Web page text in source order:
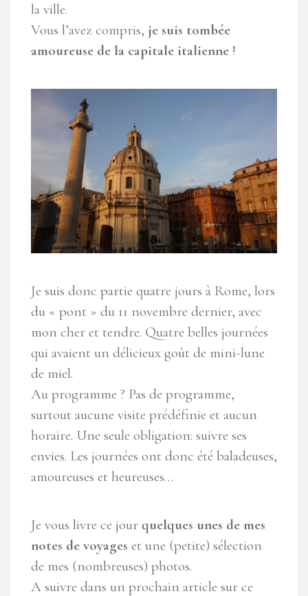
la ville.
Vous l’avez compris, je suis tombée
amoureuse de la capitale italienne !
Je suis donc partie quatre jours à Rome, lors
du « pont » du 11 novembre dernier, avec
mon cher et tendre. Quatre belles journées
qui avaient un délicieux goût de mini-lune
de miel.
Au programme ? Pas de programme,
surtout aucune visite prédéfinie et aucun
horaire. Une seule obligation: suivre ses
envies. Les journées ont donc été baladeuses,
amoureuses et heureuses…
Je vous livre ce jour quelques unes de mes
notes de voyages et une (petite) sélection
de mes (nombreuses) photos.
A suivre dans un prochain article sur ce